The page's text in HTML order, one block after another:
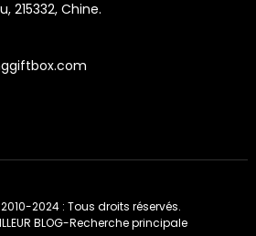
215332, Chine.
2024 : Tous droits réservés.
BLOG-Recherche principale